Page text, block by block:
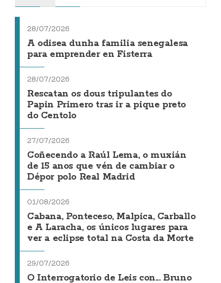
28/07/2026
A odisea dunha familia senegalesa
para emprender en Fisterra
28/07/2026
Rescatan os dous tripulantes do
Papin Primero tras ir a pique preto
do Centolo
27/07/2026
Coñecendo a Raúl Lema, o muxián
de 15 anos que vén de cambiar o
Dépor polo Real Madrid
01/08/2026
Cabana, Ponteceso, Malpica, Carballo
e A Laracha, os únicos lugares para
ver a eclipse total na Costa da Morte
29/07/2026
O Interrogatorio de Leis con... Bruno